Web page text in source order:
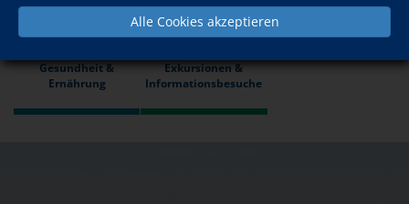
Alle Cookies akzeptieren
Gesundheit &
Ernährung
Exkursionen &
Informationsbesuche